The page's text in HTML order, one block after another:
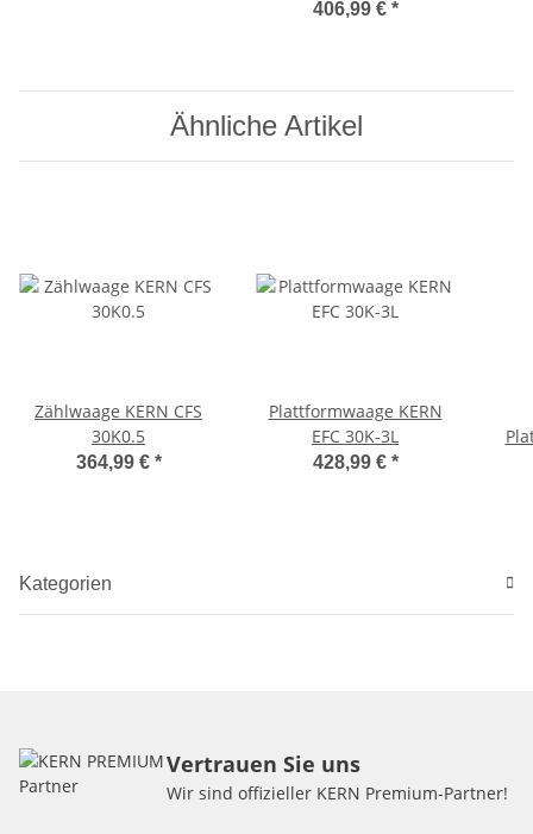
406,99 € *
Ähnliche Artikel
Zählwaage KERN CFS
30K0.5
364,99 € *
Plattformwaage KERN
EFC 30K-3L
428,99 € *
Kategorien
Vertrauen Sie uns
Wir sind offizieller KERN Premium-Partner!